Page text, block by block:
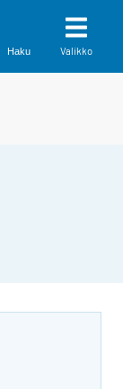
Haku Valikko